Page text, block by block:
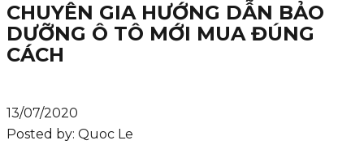
CHUYÊN GIA HƯỚNG DẪN BẢO
DƯỠNG Ô TÔ MỚI MUA ĐÚNG
CÁCH
13/07/2020
Posted by: Quoc Le